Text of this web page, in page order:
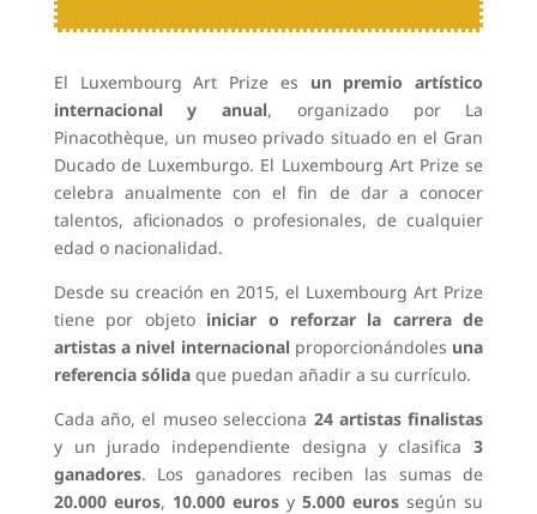
El Luxembourg Art Prize es un premio artístico
internacional y anual, organizado por La
Pinacothèque, un museo privado situado en el Gran
Ducado de Luxemburgo. El Luxembourg Art Prize se
celebra anualmente con el fin de dar a conocer
talentos, aficionados o profesionales, de cualquier
edad o nacionalidad.
Desde su creación en 2015, el Luxembourg Art Prize
tiene por objeto iniciar o reforzar la carrera de
artistas a nivel internacional proporcionándoles una
referencia sólidaque puedan añadir a su currículo.
Cada año, el museo selecciona 24 artistas finalistas
y un jurado independiente designa y clasifica3
ganadores. Los ganadores reciben las sumas de
20.000 euros, 10.000 eurosy5.000 euros según su